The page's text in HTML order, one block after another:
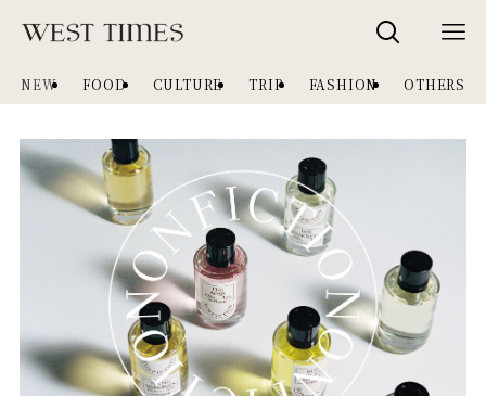
NEW FOOD CULTURE TRIP FASHION OTHERS